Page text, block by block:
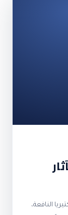
النافعة،